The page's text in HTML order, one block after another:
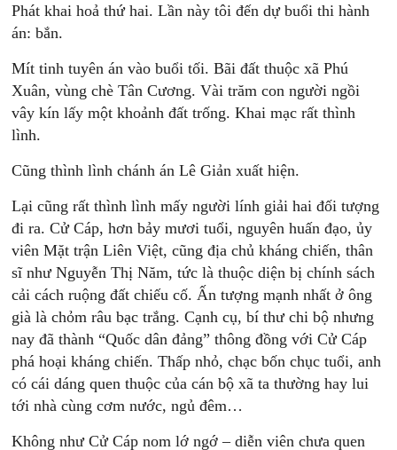
Phát khai hoả thứ hai. Lần này tôi đến dự buổi thi hành
án: bắn.
Mít tinh tuyên án vào buổi tối. Bãi đất thuộc xã Phú
Xuân, vùng chè Tân Cương. Vài trăm con người ngồi
vây kín lấy một khoảnh đất trống. Khai mạc rất thình
lình.
Cũng thình lình chánh án Lê Giản xuất hiện.
Lại cũng rất thình lình mấy người lính giải hai đối tượng
đi ra. Cử Cáp, hơn bảy mươi tuổi, nguyên huấn đạo, ủy
viên Mặt trận Liên Việt, cũng địa chủ kháng chiến, thân
sĩ như Nguyễn Thị Năm, tức là thuộc diện bị chính sách
cải cách ruộng đất chiếu cố. Ấn tượng mạnh nhất ở ông
già là chỏm râu bạc trắng. Cạnh cụ, bí thư chi bộ nhưng
nay đã thành “Quốc dân đảng” thông đồng với Cử Cáp
phá hoại kháng chiến. Thấp nhỏ, chạc bốn chục tuổi, anh
có cái dáng quen thuộc của cán bộ xã ta thường hay lui
tới nhà cùng cơm nước, ngủ đêm…
Không như Cử Cáp nom lớ ngớ – diễn viên chưa quen